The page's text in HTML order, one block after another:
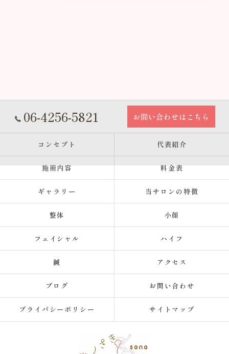
06-4256-5821 お問い合わせはこちら
コンセプト 代表紹介
施術内容 料金表
ギャラリー 当サロンの特徴
整体 小顔
フェイシャル ハイフ
鍼 アクセス
ブログ お問い合わせ
プライバシーポリシー サイトマップ